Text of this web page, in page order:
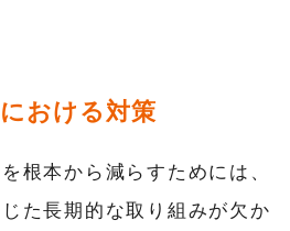
おける対策
根本から減らすためには、
た長期的な取り組みが欠か